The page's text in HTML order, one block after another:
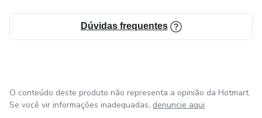
Dúvidas frequentes
O conteúdo deste produto não representa a opinião da Hotmart.
Se você vir informações inadequadas, denuncie aqui